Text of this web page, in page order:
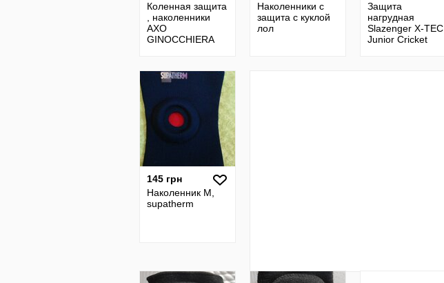
Коленная защита
, наколенники
AXO
GINOCCHIERA
Protectors 165 -
195 cm.
Наколенники с
защита с куклой
лол
Защита
нагрудная
Slazenger X-TEC
Junior Cricket
145 грн
Наколенник М,
supatherm